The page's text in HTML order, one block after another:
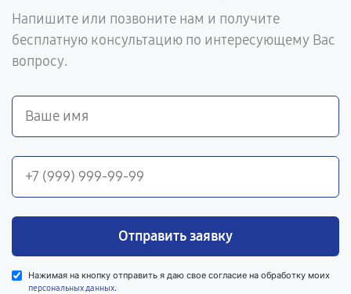
Напишите или позвоните нам и получите
бесплатную консультацию по интересующему Вас
вопросу.
Отправить заявку
Нажимая на кнопку отправить я даю свое согласие на обработку моих
персональных данных.